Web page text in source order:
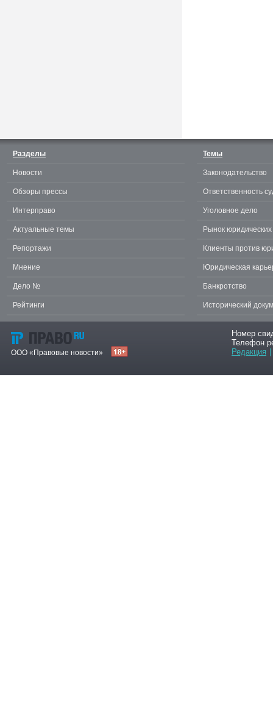
Разделы
Новости
Обзоры прессы
Интерправо
Актуальные темы
Репортажи
Мнение
Дело №
Рейтинги
Темы
Законодательство
Ответственность
Уголовное дело
Рынок юридических
Клиенты против
Юридическая
Банкротство
Исторический
ООО «Правовые новости»
Номер
Телефон
Редакция